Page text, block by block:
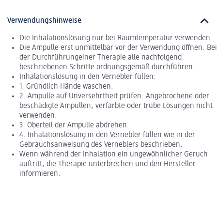
Verwendungshinweise
Die Inhalationslösung nur bei Raumtemperatur verwenden.
Die Ampulle erst unmittelbar vor der Verwendung öffnen. Bei
der Durchführungeiner Therapie alle nachfolgend
beschriebenen Schritte ordnungsgemäß durchführen.
Inhalationslösung in den Vernebler füllen:
1. Gründlich Hände waschen.
2. Ampulle auf Unversehrtheit prüfen. Angebrochene oder
beschädigte Ampullen, verfärbte oder trübe Lösungen nicht
verwenden.
3. Oberteil der Ampulle abdrehen.
4. Inhalationslösung in den Vernebler füllen wie in der
Gebrauchsanweisung des Verneblers beschrieben.
Wenn während der Inhalation ein ungewöhnlicher Geruch
auftritt, die Therapie unterbrechen und den Hersteller
informieren.